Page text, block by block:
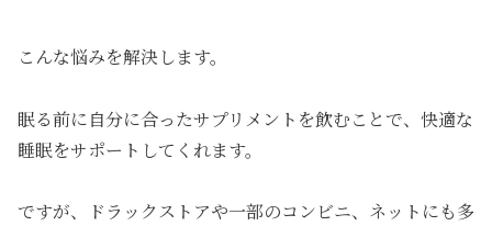
こんな悩みを解決します。
眠る前に自分に合ったサプリメントを飲むことで、快適な
睡眠をサポートしてくれます。
ですが、ドラックストアや一部のコンビニ、ネットにも多